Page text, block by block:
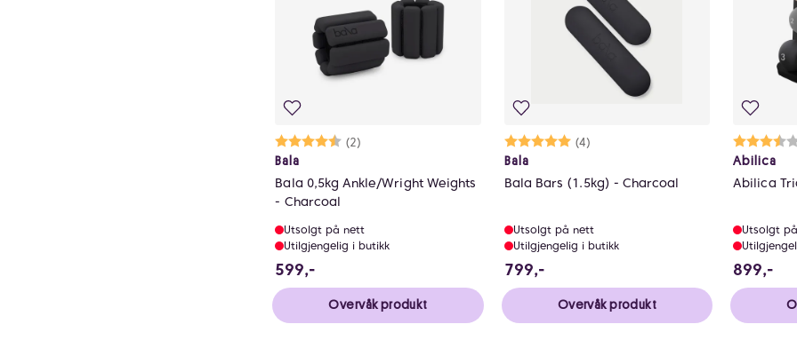
Karakter:
(2)
4.5 av 5 mulige
Bala
Bala 0,5kg Ankle/Wright Weights
- Charcoal
Utsolgt på nett
Utilgjengelig i butikk
599,-
Overvåk produkt
Karakter:
(4)
5.0 av 5 mulige
Bala
Bala Bars (1.5kg) - Charcoal
Utsolgt på nett
Utilgjengelig i butikk
799,-799 NOK
Overvåk produkt
Abilica
Abilica
Utsolgt
899,-